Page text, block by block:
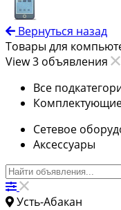
Вернуться назад
Товары для
View 3 объявления
Все
Сетевое
Аксессуары
Усть-Абакан